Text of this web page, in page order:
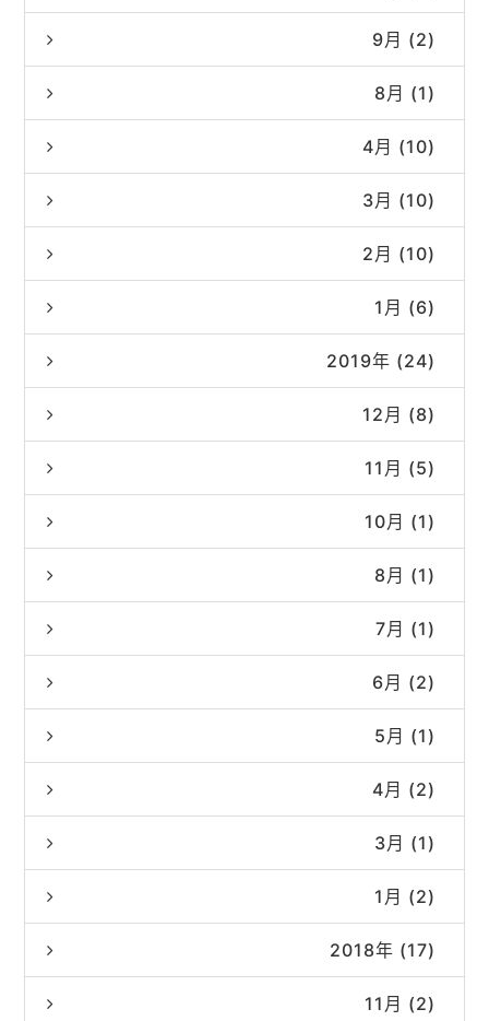
9月 (2)
8月 (1)
4月 (10)
3月 (10)
2月 (10)
1月 (6)
2019年 (24)
12月 (8)
11月 (5)
10月 (1)
8月 (1)
7月 (1)
6月 (2)
5月 (1)
4月 (2)
3月 (1)
1月 (2)
2018年 (17)
11月 (2)